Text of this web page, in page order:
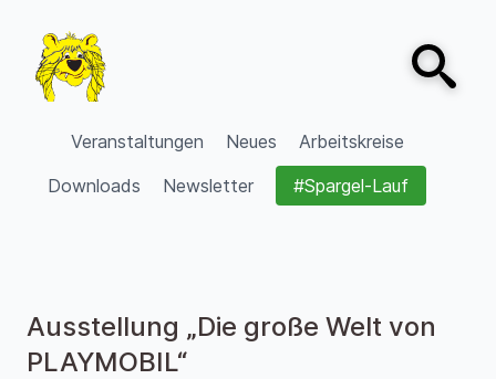
VVV Burgdorf
Veranstaltungen Neues
Arbeitskreise
Downloads
Newsletter #Spargel-Lauf
Open
Ausstellung „Die große Welt von
PLAYMOBIL“